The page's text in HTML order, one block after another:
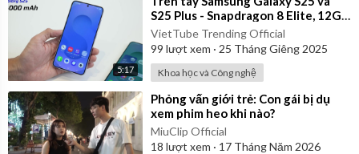
5:17
S25 Plus - Snapdragon 8 Elite, 12GB
RAM, thiết kế nhẹ hơn
VietTube Trending Official
99 lượt xem · 25 Tháng Giêng 2025
Khoa học và Công nghệ
⁣Phỏng vấn giới trẻ: Con gái bị dụ
xem phim heo khi nào?
MiuClip Official
18 lượt xem · 17 Tháng Năm 2026